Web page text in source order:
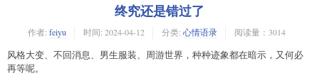
终究还是错过了
作者: feiyu 时间: 2024-04-12 分类: 心情语录 阅读量：3014
风格大变、不回消息、男生服装、周游世界，种种迹象都在暗示，又何必
再等呢。